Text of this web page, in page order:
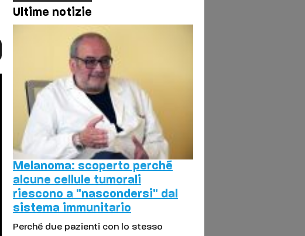
Ultime notizie
Melanoma: scoperto perché
alcune cellule tumorali
riescono a "nascondersi" dal
sistema immunitario
Perché due pazienti con lo stesso